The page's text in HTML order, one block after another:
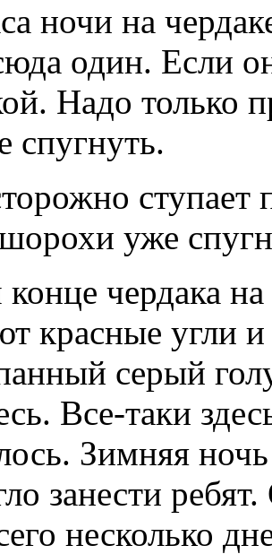
ночи на
один. Если
Надо только
спугнуть.
ступает
уже
чердака
красные угли
серый
Все-таки
Зимняя ночь
занести
несколько